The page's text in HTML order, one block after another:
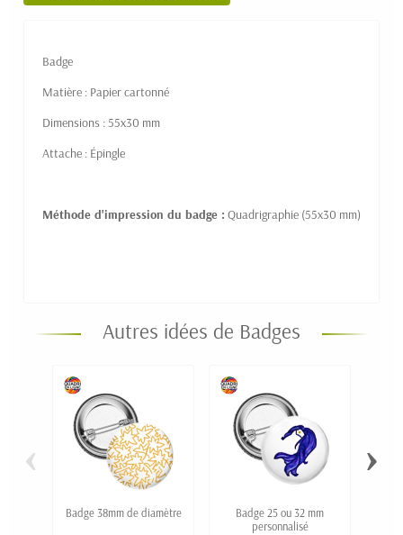
Badge
Matière : Papier cartonné
Dimensions : 55x30 mm
Attache : Épingle
Méthode d'impression du badge : Quadrigraphie (55x30 mm)
Autres idées de Badges
Badge 38mm de diamètre
Badge 25 ou 32 mm
personnalisé
‹ ›